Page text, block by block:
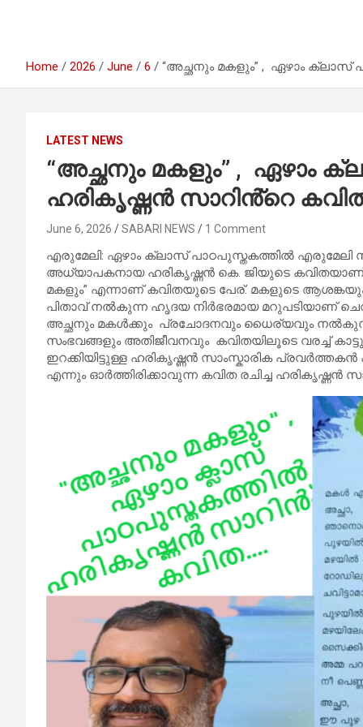
Home 2026 June 6 “അച്ഛനും മകളും” , ഏഴാം ക്ലാസ്
LATEST NEWS
“അച്ഛനും മകളും” , ഏഴാം
ഹരികൃഷ്ണൻ സാറിൻ്റെ
June 6, 2026 SABARI NEWS 1 Comment
എരുമേലി: ഏഴാം ക്ലാസ് പാഠപുസ്തകത്തിൽ
അധ്യാപകനായ ഹരികൃഷ്ണൻ കെ. ജിയുടെ കവിതയാണ്
മകളും” എന്നാണ് കവിതയുടെ പേര്. മകളുടെ
പിതാവ് നൽകുന്ന ഹൃദയ നിർഭരമായ മറുപടിയാണ്
അച്ഛനും മകൾക്കും പ്രചോദനവും ധൈര്യവും
സംഭവങ്ങളും അതിജീവനവും കവിതയിലൂടെ വരച്ച്
ഇറക്കിയിട്ടുള്ള ഹരികൃഷ്ണൻ സാംസ്കാരിക
എന്നും ഓർത്തിരിക്കാവുന്ന കവിത രചിച്ച ഹരികൃഷ്ണൻ